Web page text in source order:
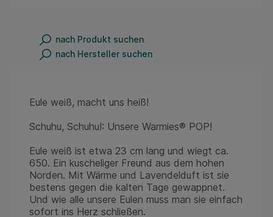
nach Produkt suchen
nach Hersteller suchen
Eule weiß, macht uns heiß!
Schuhu, Schuhu!: Unsere Warmies® POP!
Eule weiß ist etwa 23 cm lang und wiegt ca.
650. Ein kuscheliger Freund aus dem hohen
Norden. Mit Wärme und Lavendelduft ist sie
bestens gegen die kalten Tage gewappnet.
Und wie alle unsere Eulen muss man sie einfach
sofort ins Herz schließen.